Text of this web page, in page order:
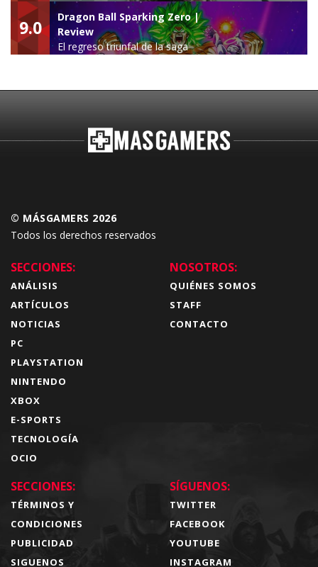
leyenda
9.0
Dragon Ball Sparking Zero |
Review
El regreso triunfal de la saga
© MÁSGAMERS 2026
Todos los derechos reservados
SECCIONES:
ANÁLISIS
ARTÍCULOS
NOTICIAS
PC
PLAYSTATION
NINTENDO
XBOX
E-SPORTS
TECNOLOGÍA
OCIO
NOSOTROS:
QUIÉNES SOMOS
STAFF
CONTACTO
SECCIONES:
TÉRMINOS Y
CONDICIONES
PUBLICIDAD
SIGUENOS
SÍGUENOS:
TWITTER
FACEBOOK
YOUTUBE
INSTAGRAM